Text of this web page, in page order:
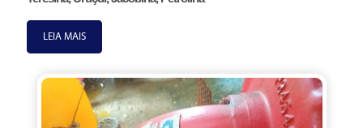
LEIA MAIS